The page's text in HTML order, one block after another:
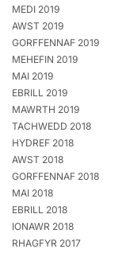
MEDI 2019
AWST 2019
GORFFENNAF 2019
MEHEFIN 2019
MAI 2019
EBRILL 2019
MAWRTH 2019
TACHWEDD 2018
HYDREF 2018
AWST 2018
GORFFENNAF 2018
MAI 2018
EBRILL 2018
IONAWR 2018
RHAGFYR 2017